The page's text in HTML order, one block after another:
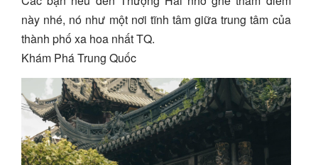
này nhé, nó như một nơi tĩnh tâm giữa trung tâm của
thành phố xa hoa nhất TQ.
Khám Phá Trung Quốc